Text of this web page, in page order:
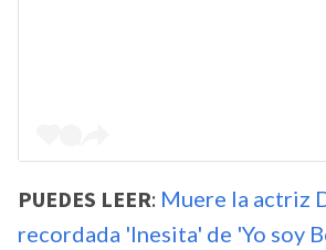
PUEDES LEER: Muere la actriz
recordada 'Inesita' de 'Yo soy